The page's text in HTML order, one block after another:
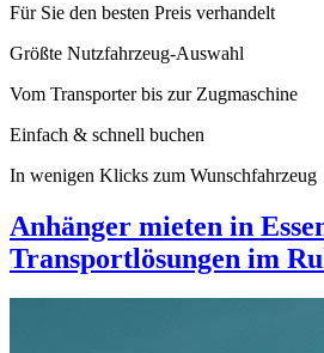
Für Sie den besten Preis verhandelt
Größte Nutzfahrzeug-Auswahl
Vom Transporter bis zur Zugmaschine
Einfach & schnell buchen
In wenigen Klicks zum Wunschfahrzeug
Anhänger mieten in
Transportlösungen im